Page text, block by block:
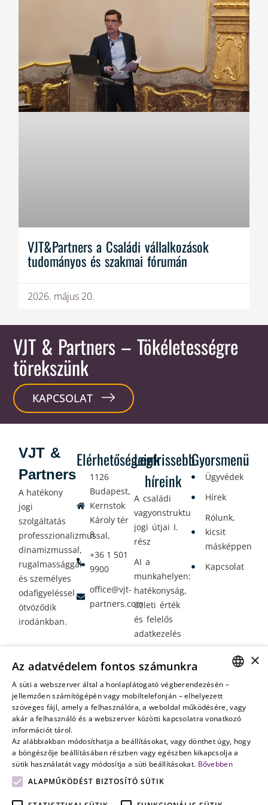
VJT&Partners a Családi vállalkozások
tudományos és szakmai fórumán
2026. május 20.
VJT & Partners – Tökéletességre
törekszünk
KAPCSOLAT
Elérhetőségeink
1126
Budapest,
Kernstok
Károly tér
8.
+36 1 501
9900
office@vjt-
partners.com
Legfrissebb
híreink
A családi
vagyonstrukturálás
jogi útjai I.
rész
AI a
munkahelyen:
hatékonyság,
üzleti érték
és felelős
adatkezelés
amikor a jövő
nem a
véletlenen
múlik
Gyorsmenü
Ügyvédek
Hírek
Rólunk,
kicsit
másképpen
Kapcsolat
VJT &
Partners
A hatékony
jogi
szolgáltatás
professzionalizmussal,
dinamizmussal,
rugalmassággal
és személyes
odafigyeléssel
ötvöződik
irodánkban.
HUNGARIAN
ENGLISH
×
Az adatvédelem fontos számunkra
A süti a webszerver által a honlaplátogató végberendezésén –
jellemzően számítógépén vagy mobiltelefonján – elhelyezett
szöveges fájl, amely a felhasználóra, a weboldal működésére, vagy
akár a felhasználó és a webszerver közötti kapcsolatra vonatkozó
információt tárol.
Az alábbiakban módosíthatja a beállításokat, vagy dönthet úgy, hogy
a böngészője beállításában részben vagy egészben kikapcsolja a
sütik használatát vagy módosítja a süti beállításokat. Bővebben
ALAPMŰKÖDÉST BIZTOSÍTÓ SÜTIK